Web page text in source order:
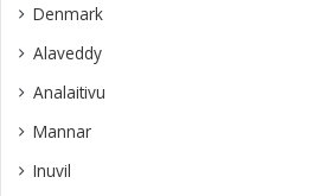
Denmark
Alaveddy
Analaitivu
Mannar
Inuvil